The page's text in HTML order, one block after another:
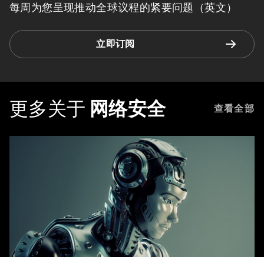
每周为您呈现推动全球议程的紧要问题（英文）
立即订阅
更多关于 网络安全 查看全部